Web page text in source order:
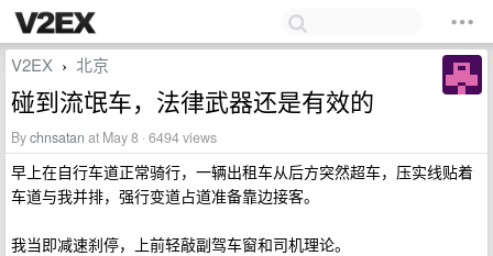
V2EX › 北京
碰到流氓车，法律武器还是有效的
Bychnsatan at May 8 · 6494 views
早上在自行车道正常骑行，一辆出租车从后方突然超车，压实线贴着
车道与我并排，强行变道占道准备靠边接客。
我当即减速刹停，上前轻敲副驾车窗和司机理论。